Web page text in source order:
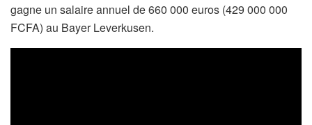
gagne un salaire annuel de 660 000 euros (429 000 000
FCFA) au Bayer Leverkusen.